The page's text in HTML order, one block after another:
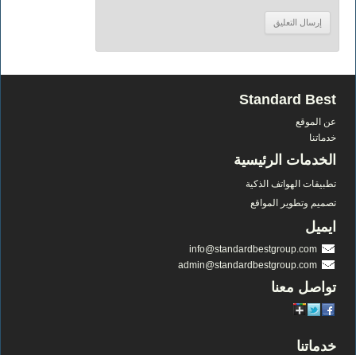
Standard Best
عن الموقع
خدماتنا
الخدمات الرئيسية
تطبيقات الهواتف الذكية
تصميم وتطوير المواقع
ايميل
info@standardbestgroup.com
admin@standardbestgroup.com
تواصل معنا
خدماتنا